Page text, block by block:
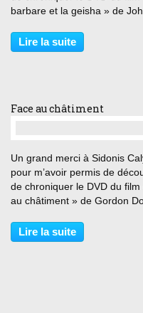
barbare et la geisha » de
Japon pour les étrangers. Ce
des barbares » Japon, 1856.
Lire la suite
Face au châtiment
Un grand merci à Sidonis
pour m’avoir permis de
de chroniquer le DVD du film
au châtiment » de Gordon
» 1892. Trahie par Wichita, la
des Dalton est massacrée à
Lire la suite